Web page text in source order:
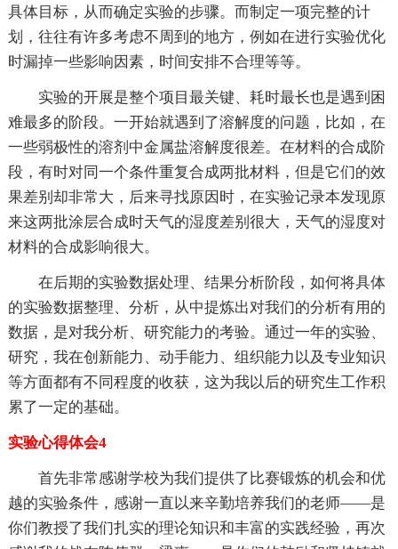
具体目标，从而确定实验的步骤。而制定一项完整的计
划，往往有许多考虑不周到的地方，例如在进行实验优化
时漏掉一些影响因素，时间安排不合理等等。
实验的开展是整个项目最关键、耗时最长也是遇到困
难最多的阶段。一开始就遇到了溶解度的问题，比如，在
一些弱极性的溶剂中金属盐溶解度很差。在材料的合成阶
段，有时对同一个条件重复合成两批材料，但是它们的效
果差别却非常大，后来寻找原因时，在实验记录本发现原
来这两批涂层合成时天气的湿度差别很大，天气的湿度对
材料的合成影响很大。
在后期的实验数据处理、结果分析阶段，如何将具体
的实验数据整理、分析，从中提炼出对我们的分析有用的
数据，是对我分析、研究能力的考验。通过一年的实验、
研究，我在创新能力、动手能力、组织能力以及专业知识
等方面都有不同程度的收获，这为我以后的研究生工作积
累了一定的基础。
实验心得体会4
首先非常感谢学校为我们提供了比赛锻炼的机会和优
越的实验条件，感谢一直以来辛勤培养我们的老师——是
你们教授了我们扎实的理论知识和丰富的实践经验，再次